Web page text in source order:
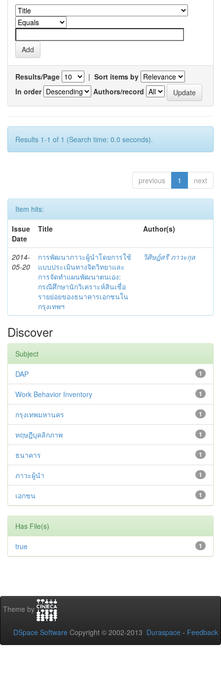
Results/Page | Sort items by
In order
Authors/record
Results 1-1 of 1 (Search time: 0.0 seconds).
previous 1 next
Item hits:
Issue
Date
Title Author(s)
2014-
05-20
การพัฒนาภาวะผู้นำโดยการใช้
แบบประเมินทางจิตวิทยาและ
การจัดทำแผนพัฒนาตนเอง:
กรณีศึกษานักวิเคราะห์สินเชื่อ
รายย่อยของธนาคารเอกชนใน
กรุงเทพฯ
วิศิษฎ์สรี ภาวะกุล
Discover
Subject
1
DAP
1
Work Behavior Inventory
1
กรุงเทพมหานคร
1
ทฤษฎีบุคลิกภาพ
1
ธนาคาร
1
ภาวะผู้นำ
1
เอกชน
Has File(s)
1
true
Theme by
DSpace Software Copyright © 2002-2013 Duraspace - Feedback